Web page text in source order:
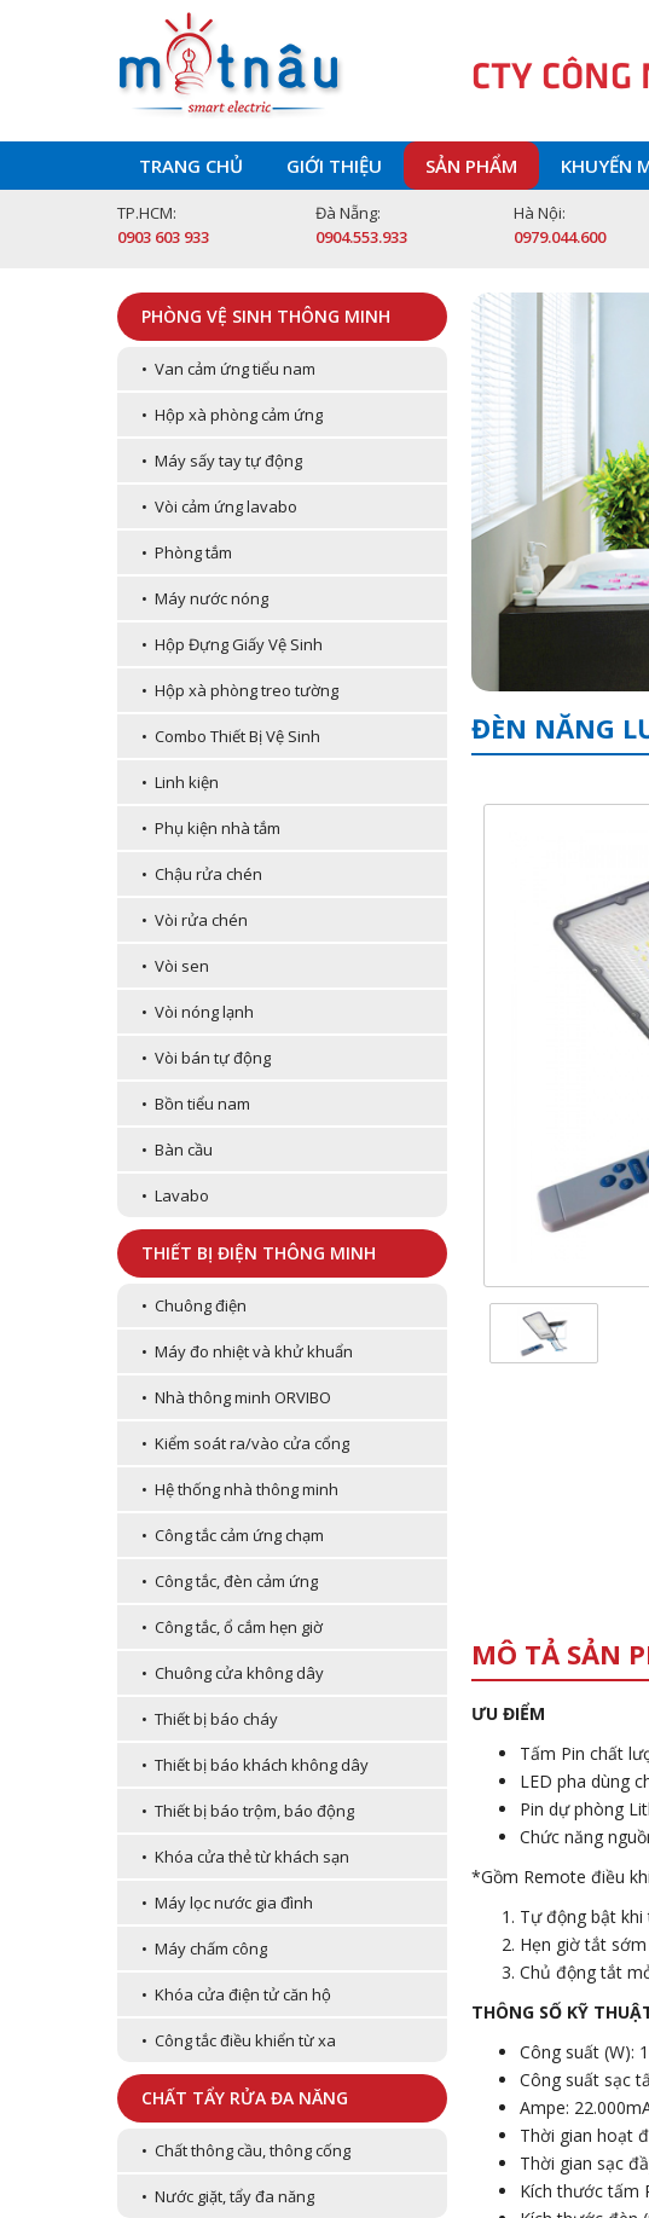
CTY CÔNG
TRANG CHỦ GIỚI THIỆU SẢN PHẨM KHUYẾN
TP.HCM:
0903 603 933
Đà Nẵng:
0904.553.933
Hà Nội:
0979.044.600
PHÒNG VỆ SINH THÔNG MINH
• Van cảm ứng tiểu nam
• Hộp xà phòng cảm ứng
• Máy sấy tay tự động
• Vòi cảm ứng lavabo
• Phòng tắm
• Máy nước nóng
• Hộp Đựng Giấy Vệ Sinh
• Hộp xà phòng treo tường
• Combo Thiết Bị Vệ Sinh
• Linh kiện
• Phụ kiện nhà tắm
• Chậu rửa chén
• Vòi rửa chén
• Vòi sen
• Vòi nóng lạnh
• Vòi bán tự động
• Bồn tiểu nam
• Bàn cầu
• Lavabo
THIẾT BỊ ĐIỆN THÔNG MINH
• Chuông điện
• Máy đo nhiệt và khử khuẩn
• Nhà thông minh ORVIBO
• Kiểm soát ra/vào cửa cổng
• Hệ thống nhà thông minh
• Công tắc cảm ứng chạm
• Công tắc, đèn cảm ứng
• Công tắc, ổ cắm hẹn giờ
• Chuông cửa không dây
• Thiết bị báo cháy
• Thiết bị báo khách không dây
• Thiết bị báo trộm, báo động
• Khóa cửa thẻ từ khách sạn
• Máy lọc nước gia đình
• Máy chấm công
• Khóa cửa điện tử căn hộ
• Công tắc điều khiển từ xa
CHẤT TẨY RỬA ĐA NĂNG
• Chất thông cầu, thông cống
• Nước giặt, tẩy đa năng
ĐÈN NĂNG
MÔ TẢ SẢN
ƯU ĐIỂM
Tấm Pin chất
LED pha dùng
Pin dự phòng
Chức năng
*Gồm Remote điều
Tự động bật
Hẹn giờ tắt
Chủ động tắt
THÔNG SỐ KỸ
Công suất (W):
Công suất sạc
Ampe:
Thời gian hoạt
Thời gian sạc
Kích thước tấm